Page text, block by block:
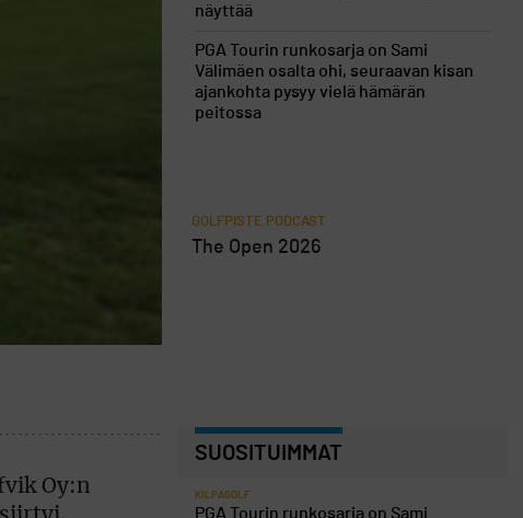
Oy:n
näyttää
PGA Tourin runkosarja on Sami
Välimäen osalta ohi, seuraavan kisan
ajankohta pysyy vielä hämärän
peitossa
GOLFPISTE PODCAST
The Open 2026
SUOSITUIMMAT
KILPAGOLF
PGA Tourin runkosarja on Sami